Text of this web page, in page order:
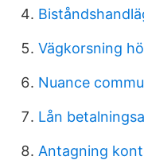
Vägkorsning
Nuance
Lån
Antagning